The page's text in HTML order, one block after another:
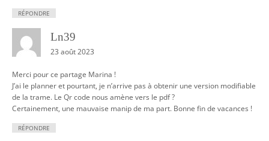
RÉPONDRE
Ln39
23 août 2023
Merci pour ce partage Marina !
J’ai le planner et pourtant, je n’arrive pas à obtenir une version modifiable
de la trame. Le Qr code nous amène vers le pdf ?
Certainement, une mauvaise manip de ma part. Bonne fin de vacances !
RÉPONDRE